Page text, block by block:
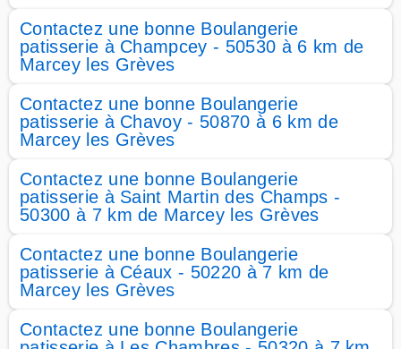
Contactez une bonne Boulangerie
patisserie à Champcey - 50530 à 6 km de
Marcey les Grèves
Contactez une bonne Boulangerie
patisserie à Chavoy - 50870 à 6 km de
Marcey les Grèves
Contactez une bonne Boulangerie
patisserie à Saint Martin des Champs -
50300 à 7 km de Marcey les Grèves
Contactez une bonne Boulangerie
patisserie à Céaux - 50220 à 7 km de
Marcey les Grèves
Contactez une bonne Boulangerie